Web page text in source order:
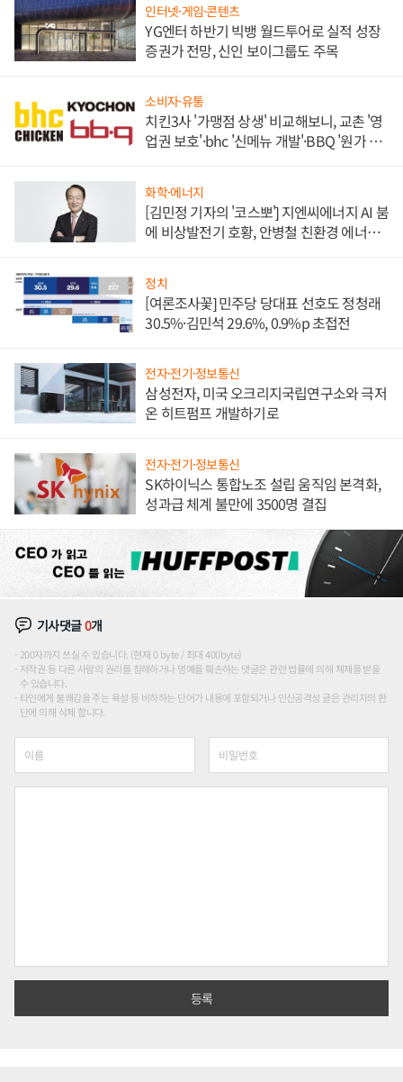
인터넷·게임·콘텐츠
YG엔터 하반기 빅뱅 월드투어로 실적 성장
증권가 전망, 신인 보이그룹도 주목
소비자·유통
치킨3사 '가맹점 상생' 비교해보니, 교촌 '영
업권 보호'·bhc '신메뉴 개발'·BBQ '원가 부
화학·에너지
[김민정 기자의 '코스뽀'] 지엔씨에너지 AI 붐
에 비상발전기 호황, 안병철 친환경 에너지
정치
[여론조사꽃] 민주당 당대표 선호도 정청래
30.5%·김민석 29.6%, 0.9%p 초접전
전자·전기·정보통신
삼성전자, 미국 오크리지국립연구소와 극저
온 히트펌프 개발하기로
전자·전기·정보통신
SK하이닉스 통합노조 설립 움직임 본격화,
성과급 체계 불만에 3500명 결집
기사댓글0개
200자까지 쓰실 수 있습니다. (현재 0 byte / 최대 400byte)
저작권 등 다른 사람의 권리를 침해하거나 명예를 훼손하는 댓글은 관련 법률에 의해 제재를 받을
수 있습니다.
타인에게 불쾌감을 주는 욕설 등 비하하는 단어가 내용에 포함되거나 인신공격성 글은 관리자의 판
단에 의해 삭제 합니다.